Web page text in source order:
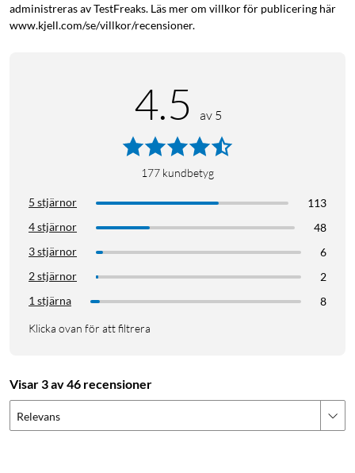
administreras av TestFreaks. Läs mer om villkor för publicering här
www.kjell.com/se/villkor/recensioner.
4.5 av 5
177 kundbetyg
5 stjärnor
113
4 stjärnor
48
3 stjärnor
6
2 stjärnor
2
1 stjärna
8
Klicka ovan för att filtrera
Visar 3 av 46 recensioner
Relevans